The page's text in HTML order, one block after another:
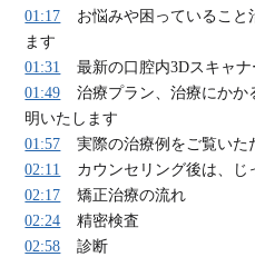
01:17
お悩みや困っているこ
ます
01:31
最新の口腔内3Dスキャナ
01:49
治療プラン、治療にかか
明いたします
01:57
実際の治療例をご覧いた
02:11
カウンセリング後は、
02:17
矯正治療の流れ
02:24
精密検査
02:58
診断